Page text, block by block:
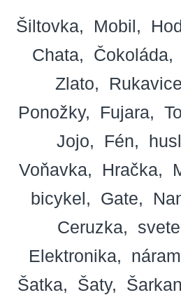
Šiltovka Mobil
Chata
Čokoláda
Zlato
Rukavice
Ponožky
Fujara
Jojo
Fén
Voňavka
Hračka
bicykel
Gate
Ceruzka
Elektronika
Šatka
Šaty Šarkan